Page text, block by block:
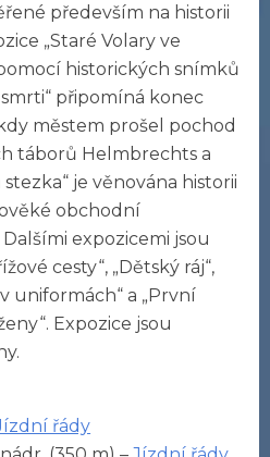
především na historii
„Staré Volary ve
historických snímků
připomíná konec
městem prošel pochod
táborů Helmbrechts a
je věnována historii
obchodní
expozicemi jsou
cesty“, „Dětský ráj“,
uniformách“ a „První
Expozice jsou
řády